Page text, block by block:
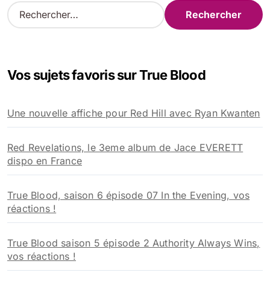
R
e
r
e
r
:
Vos sujets favoris sur True Blood
Une nouvelle affiche pour Red Hill avec Ryan Kwanten
Red Revelations, le 3eme album de Jace EVERETT
dispo en France
True Blood, saison 6 épisode 07 In the Evening, vos
réactions !
True Blood saison 5 épisode 2 Authority Always Wins,
vos réactions !